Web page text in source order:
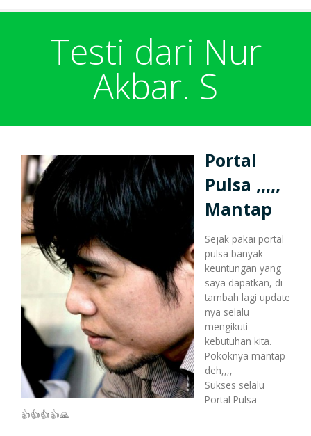
Produk
Token PLN murah
Pulsa Reguler
Paket Data Internet
Paket SMS & Telepon
Bonus Mingguan
Bonus Transaksi
Deposit
Transaksi
Cara Transaksi
Transaksi Terjadwal
Support
Testi dari Nur
Akbar. S
Portal
Pulsa ,,,,,
Mantap
Sejak pakai portal
pulsa banyak
keuntungan yang
saya dapatkan, di
tambah lagi update
nya selalu
mengikuti
kebutuhan kita.
Pokoknya mantap
deh,,,,
Sukses selalu
Portal Pulsa
👍👍👍👍🙏